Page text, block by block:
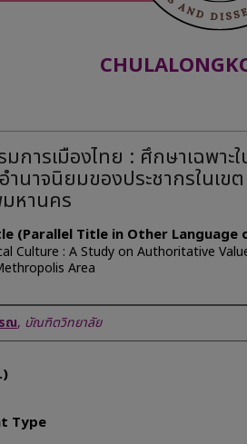
การเมืองไทย : ศึกษาเฉพาะ
นาจนิยมของประชากรในเขต
หานคร
(Parallel Title in Other Language
Culture : A Study on Authoritative
Area
ณ, บัณฑิตวิทยาลัย
Type